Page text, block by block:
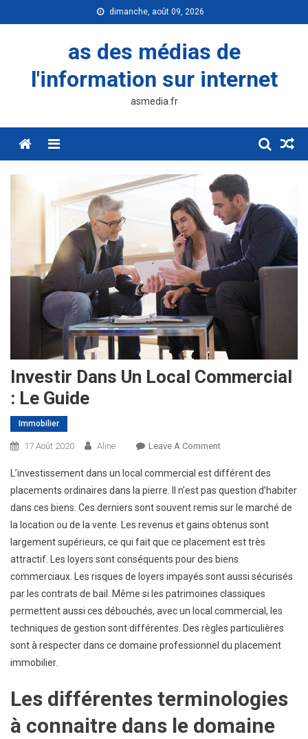
to
dimanche, août 09, 2026
as des médias de
l'information sur internet
asmedia.fr
Menu
Investir Dans Un Local Commercial
: Le Guide
Immobilier
17 Août 2020 Aline Leave A CommentOn
Dans
Un
Local
Commercial
:
Le
Guide
L’investissement dans un local commercial est différent des
placements ordinaires dans la pierre. Il n’est pas question d’habiter
dans ces biens. Ces derniers sont souvent remis sur le marché de
la location ou de la vente. Les revenus et gains obtenus sont
largement supérieurs, ce qui fait que ce placement est très
attractif. Les loyers sont conséquents pour des biens
commerciaux.
Les risques de loyers impayés sont aussi sécurisés
par les contrats de bail. Même si les patrimoines classiques
permettent aussi ces débouchés, avec un local commercial, les
techniques de gestion sont différentes. Des règles particulières
sont à respecter dans ce domaine professionnel du placement
immobilier.
Les différentes terminologies
à connaitre dans le domaine